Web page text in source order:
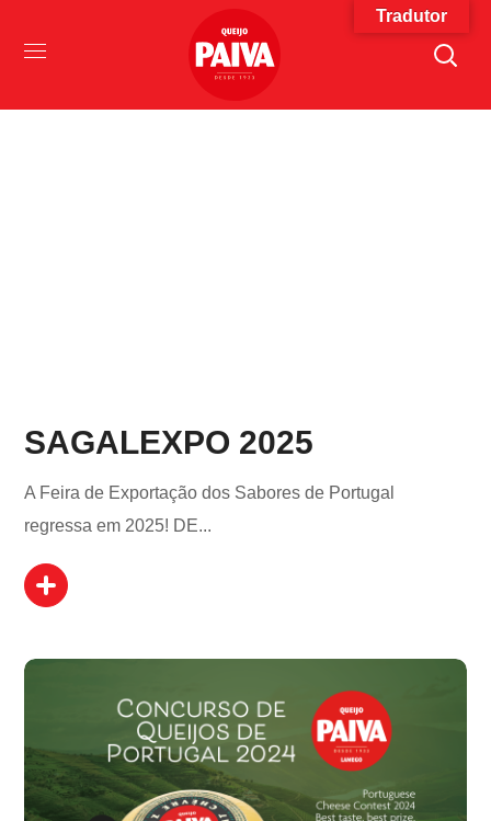
SAGALEXPO 2025
A Feira de Exportação dos Sabores de Portugal
regressa em 2025! DE...
Tradutor